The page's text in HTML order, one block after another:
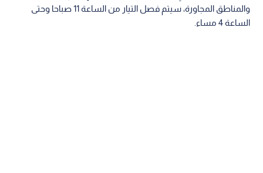
والمناطق المجاورة، سيتم فصل التيار من الساعة 11 صباحا وحتى
الساعة 4 مساء.